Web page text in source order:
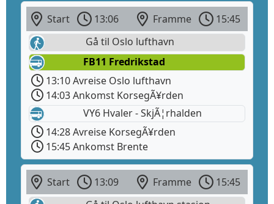
Start 13:06 Framme
15:45
Gå til Oslo lufthavn
FB11 Fredrikstad
13:10 Avreise Oslo lufthavn
14:03 Ankomst KorsegÃ¥rden
VY6 Hvaler - SkjÃ¦rhalden
14:28 Avreise KorsegÃ¥rden
15:45 Ankomst Brente
Start 13:09 Framme
15:45